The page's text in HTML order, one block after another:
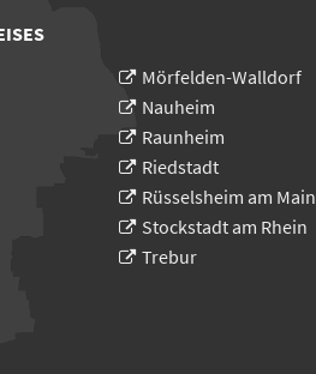
Mörfelden-Walldorf
Nauheim
Raunheim
Riedstadt
Rüsselsheim am Main
Stockstadt am Rhein
Trebur